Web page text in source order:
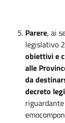
Parere, ai
legislativo
obiettivi e
alle
da
decreto